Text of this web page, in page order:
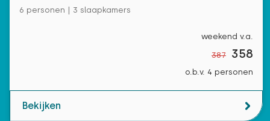
6 personen | 3 slaapkamers
weekend v.a.
387 358
o.b.v. 4 personen
Bekijken